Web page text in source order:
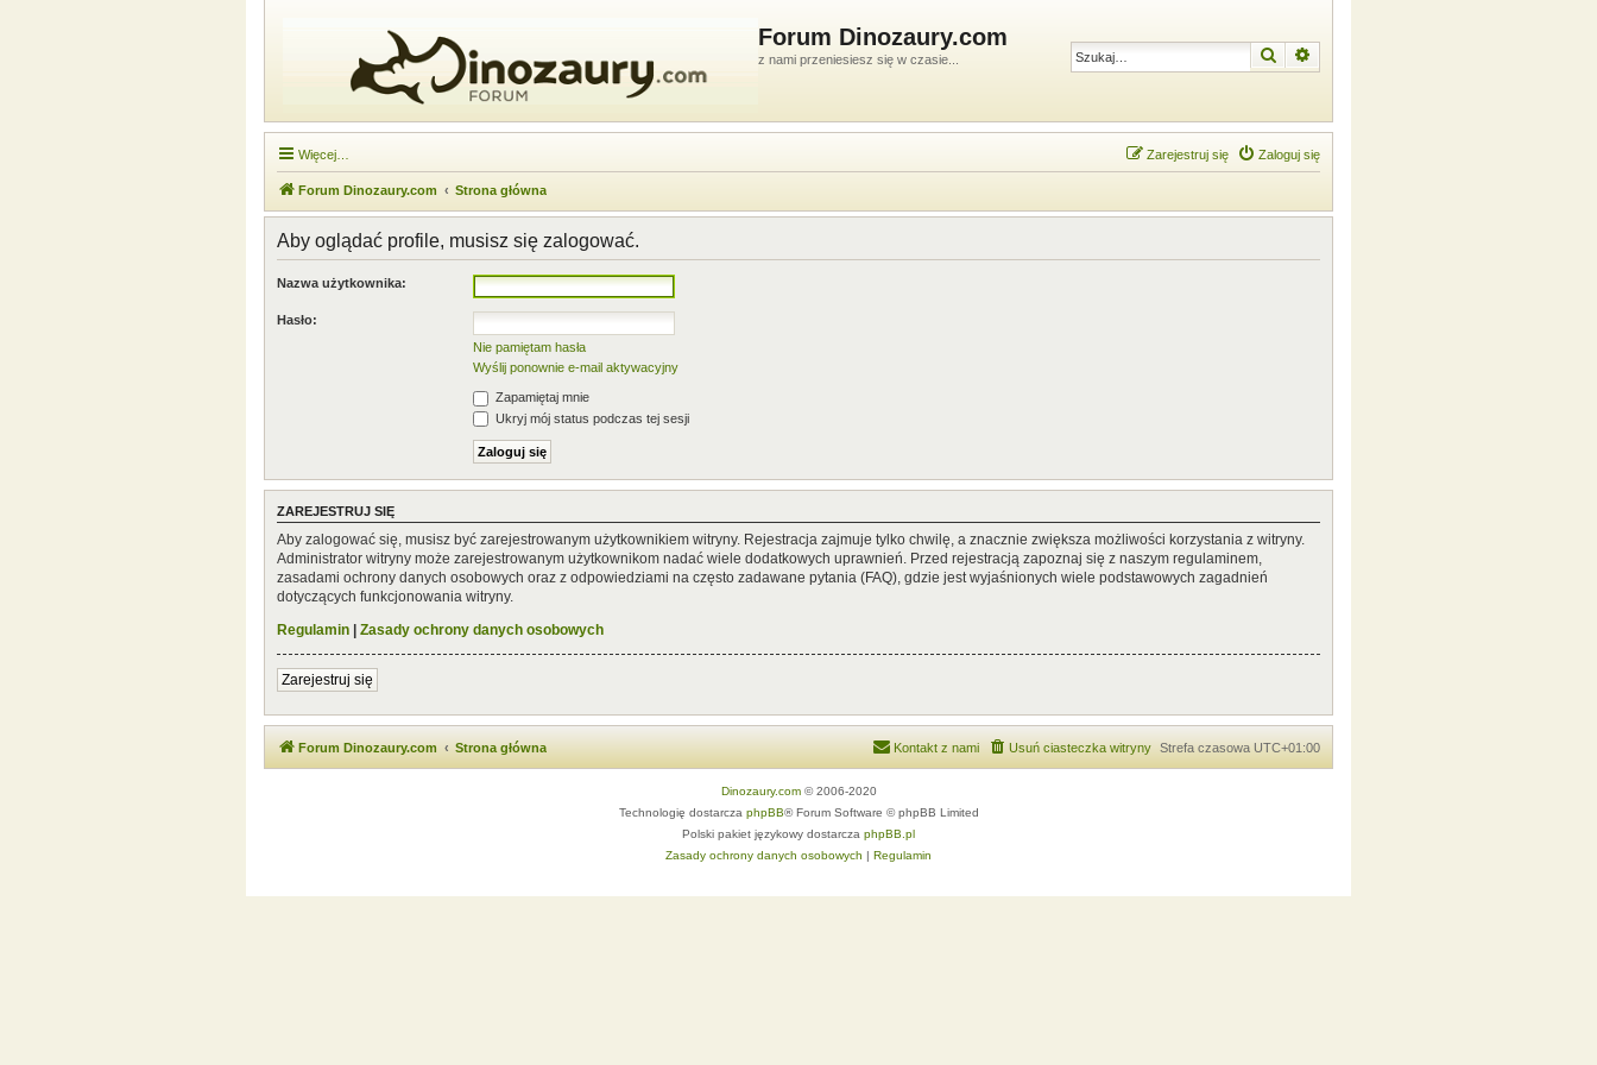
Forum Dinozaury.com
z nami przeniesiesz się w czasie... Szukaj
Więcej… Zaloguj się
Zarejestruj się
Forum Dinozaury.com Strona główna
Aby oglądać profile, musisz się zalogować.
Nazwa użytkownika:
Hasło:
Nie pamiętam hasła
Wyślij ponownie e-mail aktywacyjny
Zapamiętaj mnie
Ukryj mój status podczas tej sesji
ZAREJESTRUJ SIĘ
Aby zalogować się, musisz być zarejestrowanym użytkownikiem witryny. Rejestracja zajmuje tylko chwilę, a znacznie zwiększa możliwości korzystania z witryny.
Administrator witryny może zarejestrowanym użytkownikom nadać wiele dodatkowych uprawnień. Przed rejestracją zapoznaj się z naszym regulaminem,
zasadami ochrony danych osobowych oraz z odpowiedziami na często zadawane pytania (FAQ), gdzie jest wyjaśnionych wiele podstawowych zagadnień
dotyczących funkcjonowania witryny.
Regulamin | Zasady ochrony danych osobowych
Zarejestruj się
Forum Dinozaury.com Strona główna Strefa czasowa UTC+01:00
Usuń ciasteczka witryny
Kontakt z nami
Dinozaury.com© 2006-2020
Technologię dostarcza phpBB® Forum Software © phpBB Limited
Polski pakiet językowy dostarcza phpBB.pl
Zasady ochrony danych osobowych | Regulamin